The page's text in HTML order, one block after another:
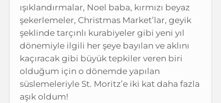
ışıklandırmalar, Noel baba, kırmızı beyaz
şekerlemeler, Christmas Market’lar, geyik
şeklinde tarçınlı kurabiyeler gibi yeni yıl
dönemiyle ilgili her şeye bayılan ve aklını
kaçıracak gibi büyük tepkiler veren biri
olduğum için o dönemde yapılan
süslemeleriyle St. Moritz’e iki kat daha fazla
aşık oldum!